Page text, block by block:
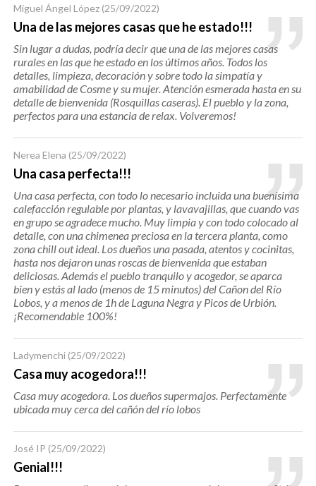
Miguel Ángel López (25/09/2022)
Una de las mejores casas que he estado!!!
Sin lugar a dudas, podría decir que una de las mejores casas
rurales en las que he estado en los últimos años. Todos los
detalles, limpieza, decoración y sobre todo la simpatía y
amabilidad de Cosme y su mujer. Atención esmerada hasta en su
detalle de bienvenida (Rosquillas caseras). El pueblo y la zona,
perfectos para una estancia de relax. Volveremos!
Nerea Elena (25/09/2022)
Una casa perfecta!!!
Una casa perfecta, con todo lo necesario incluida una buenísima
calefacción regulable por plantas, y lavavajillas, que cuando vas
en grupo se agradece mucho. Muy limpia y con todo colocado al
detalle, con una chimenea preciosa en la tercera planta, como
zona chill out ideal. Los dueños una pasada, atentos y cocinitas,
hasta nos dejaron unas roscas de bienvenida que estaban
deliciosas. Además el pueblo tranquilo y acogedor, se aparca
bien y estás al lado (menos de 15 minutos) del Cañon del Río
Lobos, y a menos de 1h de Laguna Negra y Picos de Urbión.
¡Recomendable 100%!
Ladymenchi (25/09/2022)
Casa muy acogedora!!!
Casa muy acogedora. Los dueños supermajos. Perfectamente
ubicada muy cerca del cañón del río lobos
José IP (25/09/2022)
Genial!!!